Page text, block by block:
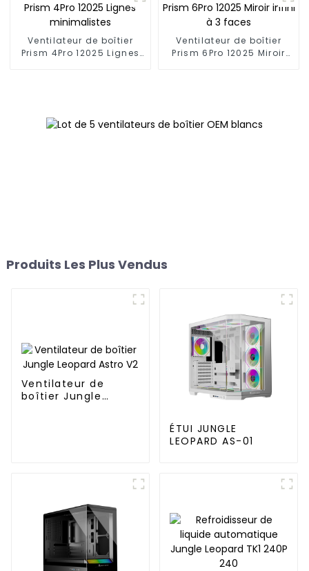
Ventilateur de boîtier
Prism 4Pro 12025 Lignes
Ventilateur de boîtier
Prism 6Pro 12025 Miroir
Produits Les Plus Vendus
Ventilateur de
boîtier Jungle
ÉTUI JUNGLE
LEOPARD AS-01